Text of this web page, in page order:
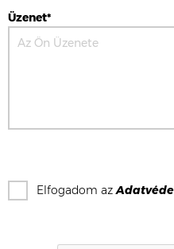
Üzenet*
Elfogadom az